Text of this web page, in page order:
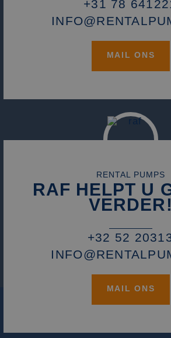
+31 78
MAIL ONS
RENTAL PUMPS
RAF HELPT U
VERDER!
+32 52
MAIL ONS